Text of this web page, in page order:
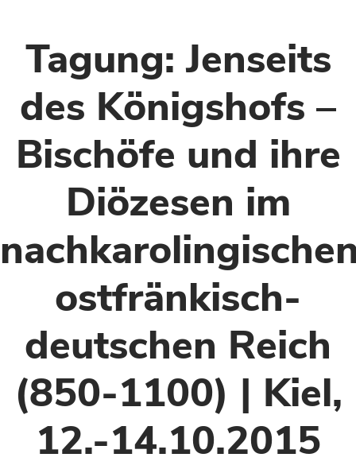
Tagung: Jenseits
des Königshofs –
Bischöfe und ihre
Diözesen im
ostfränkisch-
deutschen Reich
(850-1100) | Kiel,
12.-14.10.2015